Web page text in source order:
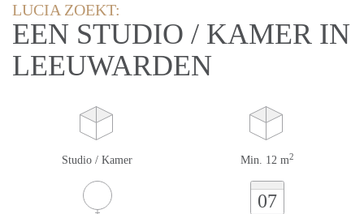
LUCIA ZOEKT:
EEN STUDIO / KAMER IN
LEEUWARDEN
Studio / Kamer Min. 12 m2
07